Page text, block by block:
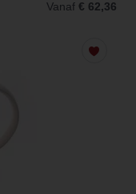
Vanaf € 62,36